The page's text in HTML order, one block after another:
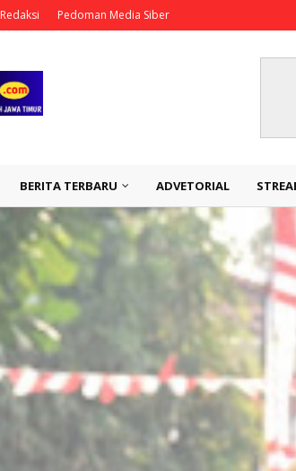
Redaksi Pedoman Media Siber
BERITA TERBARU ADVETORIAL